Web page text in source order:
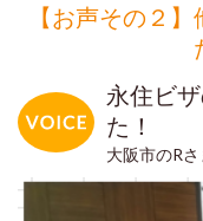
【お声その２
永住ビ
た！
大阪市のR